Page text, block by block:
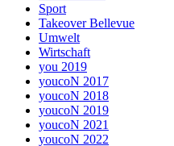
Sport
Takeover Bellevue
Umwelt
Wirtschaft
you 2019
youcoN 2017
youcoN 2018
youcoN 2019
youcoN 2021
youcoN 2022